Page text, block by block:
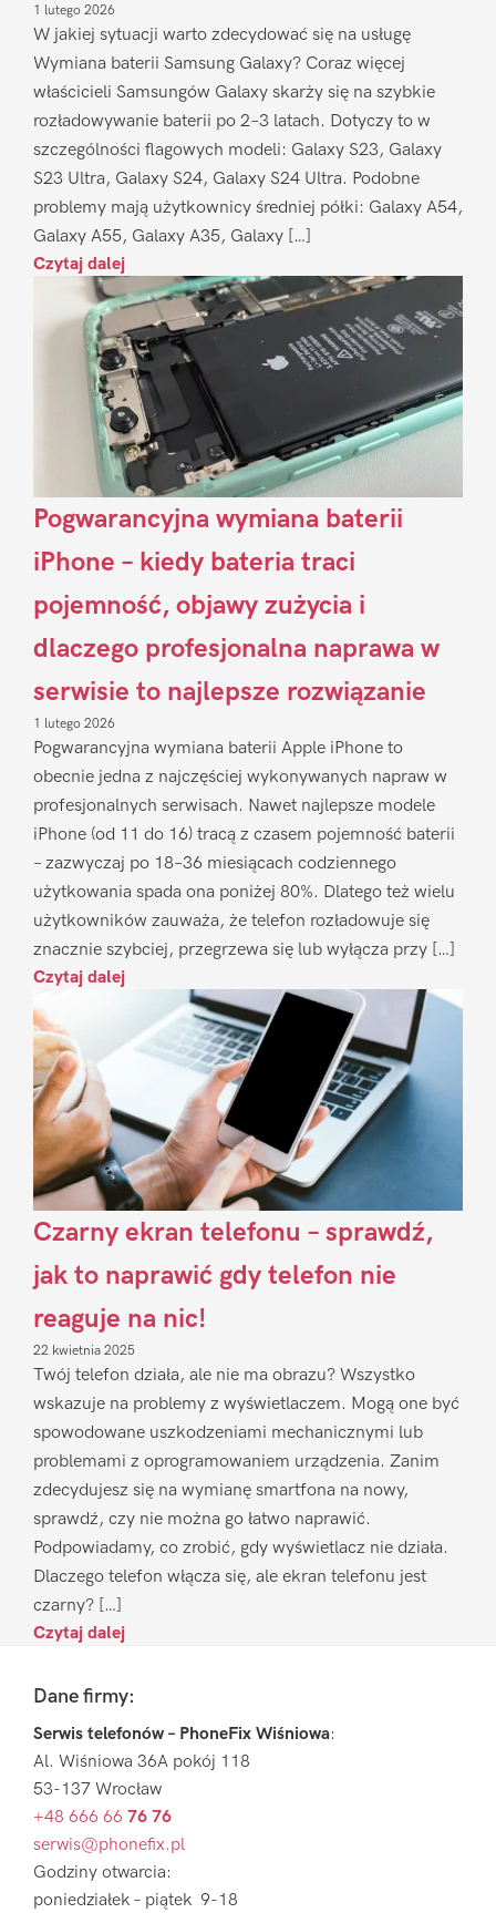
1 lutego 2026
W jakiej sytuacji warto zdecydować się na usługę
Wymiana baterii Samsung Galaxy? Coraz więcej
właścicieli Samsungów Galaxy skarży się na szybkie
rozładowywanie baterii po 2–3 latach. Dotyczy to w
szczególności flagowych modeli: Galaxy S23, Galaxy
S23 Ultra, Galaxy S24, Galaxy S24 Ultra. Podobne
problemy mają użytkownicy średniej półki: Galaxy A54,
Galaxy A55, Galaxy A35, Galaxy […]
Czytaj dalej
Pogwarancyjna wymiana baterii
iPhone – kiedy bateria traci
pojemność, objawy zużycia i
dlaczego profesjonalna naprawa w
serwisie to najlepsze rozwiązanie
1 lutego 2026
Pogwarancyjna wymiana baterii Apple iPhone to
obecnie jedna z najczęściej wykonywanych napraw w
profesjonalnych serwisach. Nawet najlepsze modele
iPhone (od 11 do 16) tracą z czasem pojemność baterii
– zazwyczaj po 18–36 miesiącach codziennego
użytkowania spada ona poniżej 80%. Dlatego też wielu
użytkowników zauważa, że telefon rozładowuje się
znacznie szybciej, przegrzewa się lub wyłącza przy […]
Czytaj dalej
Czarny ekran telefonu – sprawdź,
jak to naprawić gdy telefon nie
reaguje na nic!
22 kwietnia 2025
Twój telefon działa, ale nie ma obrazu? Wszystko
wskazuje na problemy z wyświetlaczem. Mogą one być
spowodowane uszkodzeniami mechanicznymi lub
problemami z oprogramowaniem urządzenia. Zanim
zdecydujesz się na wymianę smartfona na nowy,
sprawdź, czy nie można go łatwo naprawić.
Podpowiadamy, co zrobić, gdy wyświetlacz nie działa.
Dlaczego telefon włącza się, ale ekran telefonu jest
czarny? […]
Czytaj dalej
FooterDane firmy:
Serwis telefonów – PhoneFix Wiśniowa:
Al. Wiśniowa 36A pokój 118
53-137 Wrocław
+48 666 66 76 76
serwis@phonefix.pl
Godziny otwarcia:
poniedziałek – piątek 9-18